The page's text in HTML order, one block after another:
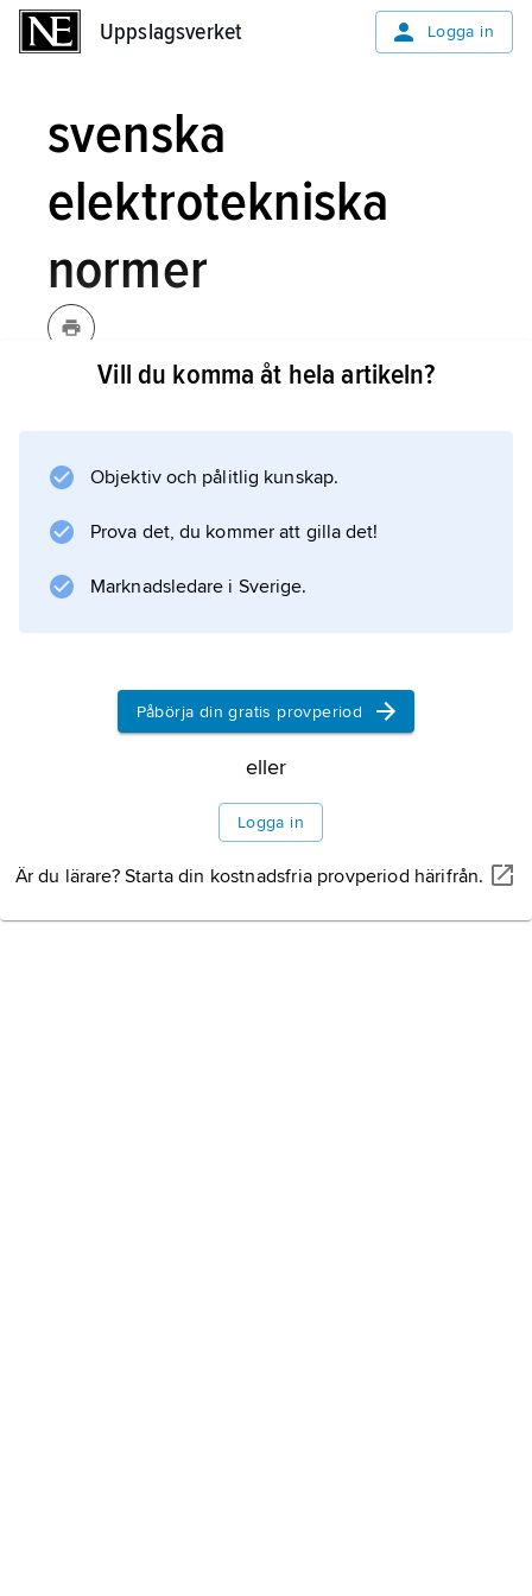
Uppslagsverket Logga in
svenska
elektrotekniska
normer
svenska elektrotekniska normer,
Vill du komma åt hela artikeln?
Objektiv och pålitlig kunskap.
Prova det, du kommer att gilla det!
Marknadsledare i Sverige.
Påbörja din gratis provperiod
eller
Logga in
Är du lärare? Starta din kostnadsfria provperiod härifrån.